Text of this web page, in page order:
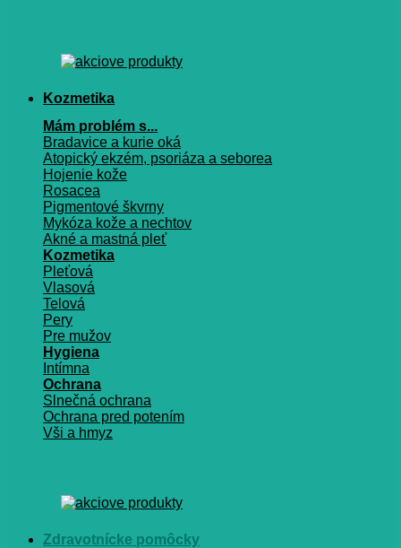
Kozmetika
Mám problém s...
Bradavice a kurie oká
Atopický ekzém, psoriáza a seborea
Hojenie kože
Rosacea
Pigmentové škvrny
Mykóza kože a nechtov
Akné a mastná pleť
Kozmetika
Pleťová
Vlasová
Telová
Pery
Pre mužov
Hygiena
Intímna
Ochrana
Slnečná ochrana
Ochrana pred potením
Vši a hmyz
Zdravotnícke pomôcky